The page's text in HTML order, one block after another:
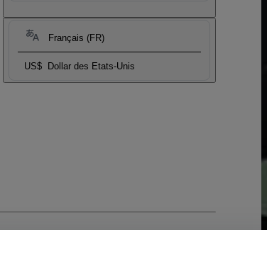
Français (FR)
US$ Dollar des Etats-Unis